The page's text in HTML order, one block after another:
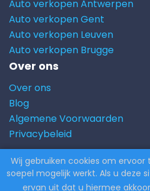
Auto verkopen Antwerpen
Auto verkopen Gent
Auto verkopen Leuven
Auto verkopen Brugge
Over ons
Over ons
Blog
Algemene Voorwaarden
Privacybeleid
© 2026 Carito.com. | Alle
Powered byCodiCo.io
Wij gebruiken cookies om
soepel mogelijk werkt. Als u deze
ervan uit dat u hiermee